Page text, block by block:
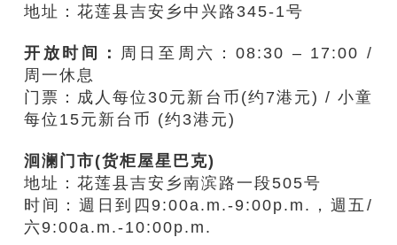
地址：花莲县吉安乡中兴路345-1号
开放时间： 周日至周六：08:30 – 17:00 /
周一休息
门票：成人每位30元新台币(约7港元) / 小童
每位15元新台币 (约3港元)
洄澜门市(货柜屋星巴克)
地址：花莲县吉安乡南滨路一段505号
时间：週日到四9:00a.m.-9:00p.m.，週五/
六9:00a.m.-10:00p.m.